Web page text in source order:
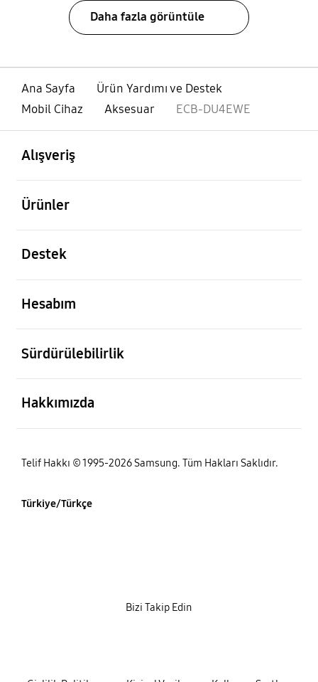
Daha fazla görüntüle
Ana Sayfa
Ürün Yardımı ve Destek
Mobil Cihaz
Aksesuar ECB-DU4EWE
Alışveriş
Ürünler
Destek
Hesabım
Sürdürülebilirlik
Hakkımızda
Telif Hakkı © 1995-2026 Samsung. Tüm Hakları Saklıdır.
Türkiye/Türkçe
Bizi Takip Edin